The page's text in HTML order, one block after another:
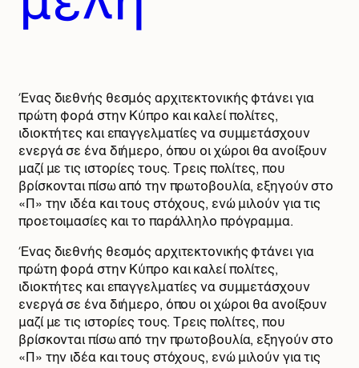
Ένας διεθνής θεσμός αρχιτεκτονικής φτάνει για
πρώτη φορά στην Κύπρο και καλεί πολίτες,
ιδιοκτήτες και επαγγελματίες να συμμετάσχουν
ενεργά σε ένα διήμερο, όπου οι χώροι θα ανοίξουν
μαζί με τις ιστορίες τους. Τρεις πολίτες, που
βρίσκονται πίσω από την πρωτοβουλία, εξηγούν στο
«Π» την ιδέα και τους στόχους, ενώ μιλούν για τις
προετοιμασίες και το παράλληλο πρόγραμμα.
Ένας διεθνής θεσμός αρχιτεκτονικής φτάνει για
πρώτη φορά στην Κύπρο και καλεί πολίτες,
ιδιοκτήτες και επαγγελματίες να συμμετάσχουν
ενεργά σε ένα διήμερο, όπου οι χώροι θα ανοίξουν
μαζί με τις ιστορίες τους. Τρεις πολίτες, που
βρίσκονται πίσω από την πρωτοβουλία, εξηγούν στο
«Π» την ιδέα και τους στόχους, ενώ μιλούν για τις